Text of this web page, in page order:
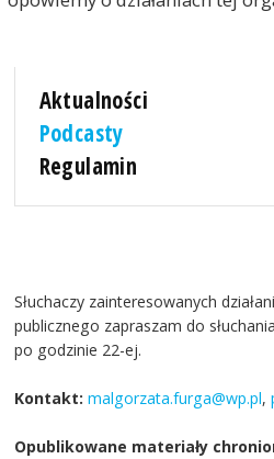
Aktualności
Podcasty
Regulamin
Słuchaczy zainteresowanych
publicznego zapraszam do
po godzinie 22-ej.
Kontakt: malgorzata.furga@wp.pl,
Opublikowane materiały